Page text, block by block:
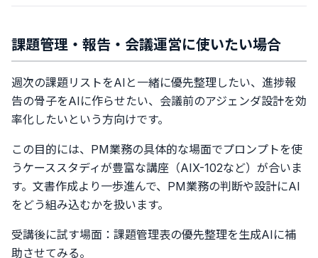
課題管理・報告・会議運営に使いたい場合
週次の課題リストをAIと一緒に優先整理したい、進捗報
告の骨子をAIに作らせたい、会議前のアジェンダ設計を効
率化したいという方向けです。
この目的には、PM業務の具体的な場面でプロンプトを使
うケーススタディが豊富な講座（AIX-102など）が合いま
す。文書作成より一歩進んで、PM業務の判断や設計にAI
をどう組み込むかを扱います。
受講後に試す場面：課題管理表の優先整理を生成AIに補
助させてみる。